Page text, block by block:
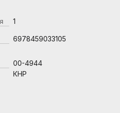
1
6978459033105
00-4944
КНР